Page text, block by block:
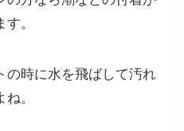
。
の時に水を飛ばして汚れ
。